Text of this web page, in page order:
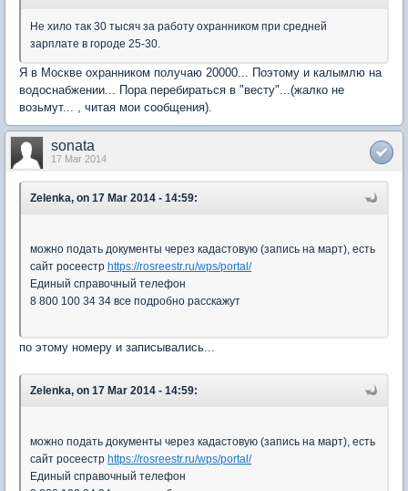
Не хило так 30 тысяч за работу охранником при средней
зарплате в городе 25-30.
Я в Москве охранником получаю 20000... Поэтому и калымлю на
водоснабжении... Пора перебираться в "весту"...(жалко не
возьмут... , читая мои сообщения).
sonata
17 Mar 2014
Zelenka, on 17 Mar 2014 - 14:59:
можно подать документы через кадастовую (запись на март), есть
сайт росеестр https://rosreestr.ru/wps/portal/
Единый справочный телефон
8 800 100 34 34 все подробно расскажут
по этому номеру и записывались...
Zelenka, on 17 Mar 2014 - 14:59:
можно подать документы через кадастовую (запись на март), есть
сайт росеестр https://rosreestr.ru/wps/portal/
Единый справочный телефон